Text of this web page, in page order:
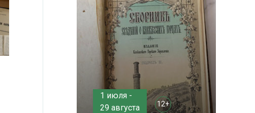
1 июля -
29 августа
12+